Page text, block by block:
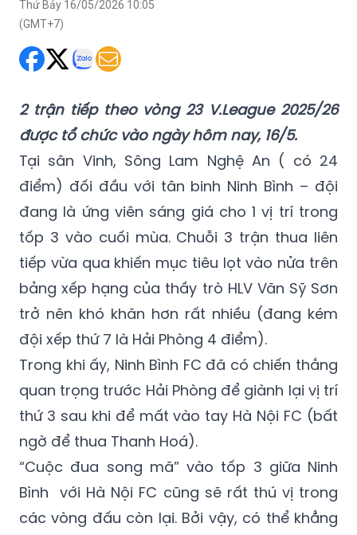
khách trên sân Vinh với quyết tâm có điểm.
Thứ Bảy 16/05/2026 10:05
2 trận tiếp theo vòng 23 V.League 2025/26
được tổ chức vào ngày hôm nay, 16/5.
Tại sân Vinh, Sông Lam Nghệ An ( có 24
điểm) đối đầu với tân binh Ninh Bình – đội
đang là ứng viên sáng giá cho 1 vị trí trong
tốp 3 vào cuối mùa. Chuỗi 3 trận thua liên
tiếp vừa qua khiến mục tiêu lọt vào nửa trên
bảng xếp hạng của thầy trò HLV Văn Sỹ Sơn
trở nên khó khăn hơn rất nhiều (đang kém
đội xếp thứ 7 là Hải Phòng 4 điểm).
Trong khi ấy, Ninh Bình FC đã có chiến thắng
quan trọng trước Hải Phòng để giành lại vị trí
thứ 3 sau khi để mất vào tay Hà Nội FC (bất
ngờ để thua Thanh Hoá).
“Cuộc đua song mã” vào tốp 3 giữa Ninh